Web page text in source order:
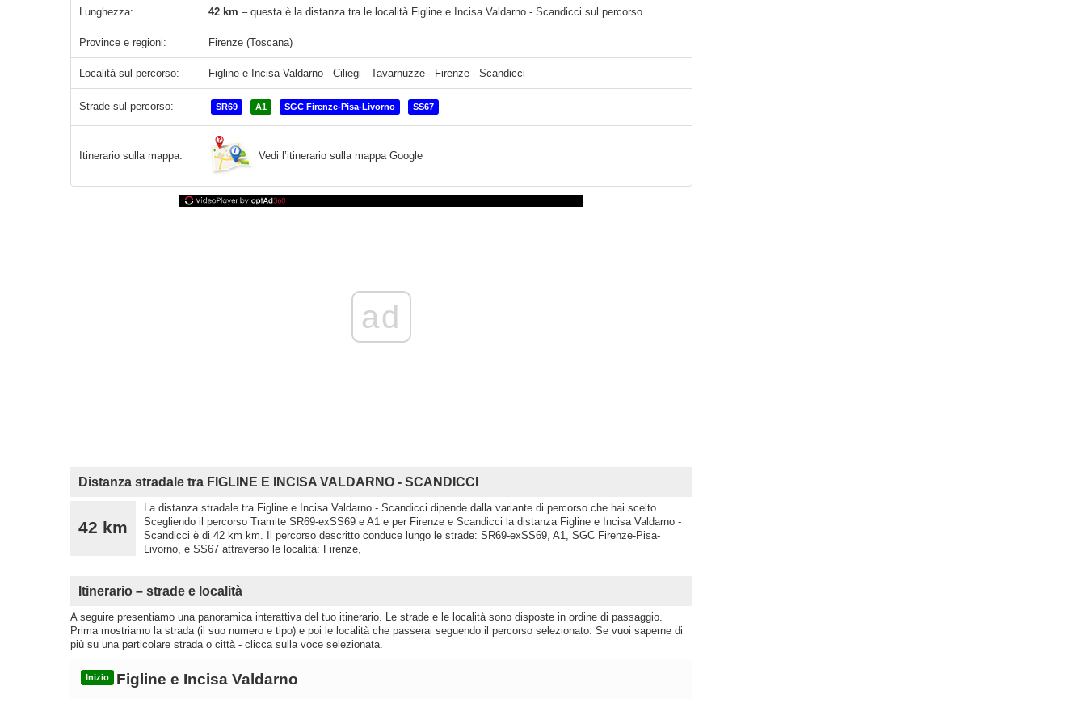
Lunghezza: 42 km – questa è la distanza tra le località Figline e Incisa Valdarno - Scandicci sul percorso
Province e regioni: Firenze (Toscana)
Località sul percorso: Figline e Incisa Valdarno - Ciliegi - Tavarnuzze - Firenze - Scandicci
Strade sul percorso: SR69 A1 SGC Firenze-Pisa-Livorno SS67
Itinerario sulla mappa: Vedi l’itinerario sulla mappa Google
ad
Distanza stradale tra FIGLINE E INCISA VALDARNO - SCANDICCI
42 km
La distanza stradale tra Figline e Incisa Valdarno - Scandicci dipende dalla variante di percorso che hai scelto.
Scegliendo il percorso Tramite SR69-exSS69 e A1 e per Firenze e Scandicci la distanza Figline e Incisa Valdarno -
Scandicci è di 42 km km. Il percorso descritto conduce lungo le strade: SR69-exSS69, A1, SGC Firenze-Pisa-
Livorno, e SS67 attraverso le località: Firenze,
Itinerario – strade e località
A seguire presentiamo una panoramica interattiva del tuo itinerario. Le strade e le località sono disposte in ordine di passaggio.
Prima mostriamo la strada (il suo numero e tipo) e poi le località che passerai seguendo il percorso selezionato. Se vuoi saperne di
più su una particolare strada o città - clicca sulla voce selezionata.
Inizio Figline e Incisa Valdarno